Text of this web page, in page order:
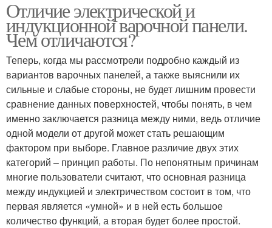
Отличие электрической и
индукционной варочной панели.
Чем отличаются?
Теперь, когда мы рассмотрели подробно каждый из
вариантов варочных панелей, а также выяснили их
сильные и слабые стороны, не будет лишним провести
сравнение данных поверхностей, чтобы понять, в чем
именно заключается разница между ними, ведь отличие
одной модели от другой может стать решающим
фактором при выборе. Главное различие двух этих
категорий – принцип работы. По непонятным причинам
многие пользователи считают, что основная разница
между индукцией и электричеством состоит в том, что
первая является «умной» и в ней есть большое
количество функций, а вторая будет более простой.